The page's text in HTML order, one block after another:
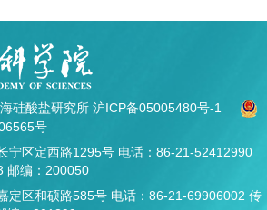
硅酸盐研究所 沪ICP备05005480号-1
号
宁区定西路1295号 电话：86-21-52412990
邮编：200050
定区和硕路585号 电话：86-21-69906002 传